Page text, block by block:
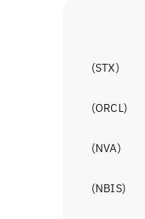
(
STX
)
(
ORCL
)
(
NVA
)
(
NBIS
)